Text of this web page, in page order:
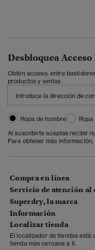
Desbloquea
Obtén acceso: entre
productos y ventas.
Ropa de hombre
Al suscribirte aceptas recibir
Para obtener más
Compra en línea
Servicio de atención al
Superdry, la marca
Información
Localizar tienda
El localizador de tiendas está
tienda más cercana a ti.